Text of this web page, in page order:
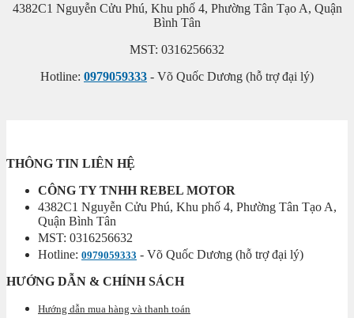
4382C1 Nguyễn Cửu Phú, Khu phố 4, Phường Tân Tạo A, Quận
Bình Tân
MST: 0316256632
Hotline: 0979059333 - Võ Quốc Dương (hỗ trợ đại lý)
THÔNG TIN LIÊN HỆ
CÔNG TY TNHH REBEL MOTOR
4382C1 Nguyễn Cửu Phú, Khu phố 4, Phường Tân Tạo A,
Quận Bình Tân
MST: 0316256632
Hotline: 0979059333 - Võ Quốc Dương (hỗ trợ đại lý)
HƯỚNG DẪN & CHÍNH SÁCH
Hướng dẫn mua hàng và thanh toán